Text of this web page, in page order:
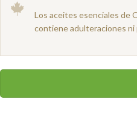
Los aceites esenciales de
contiene adulteraciones ni